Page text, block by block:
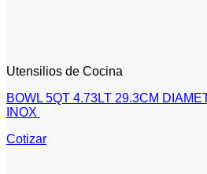
Utensilios de Cocina
BOWL 5QT 4.73LT 29.3CM
INOX
Cotizar